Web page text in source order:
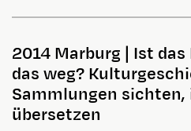
2014 Marburg | Ist das
das weg?
Sammlungen
übersetzen